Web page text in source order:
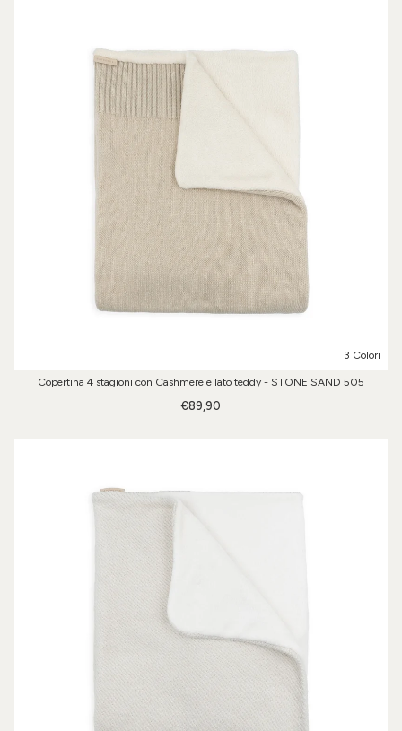
3 Colori
Copertina 4 stagioni con Cashmere e lato teddy - STONE SAND 505
€89,90